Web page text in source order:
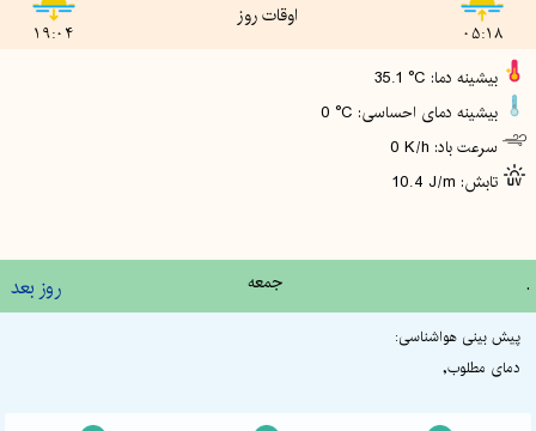
19:04
اوقات روز
05:18
35.1 °C :بیشینه دما
0 °C :بیشینه دمای احساسی
0 K/h :سرعت باد
10.4 J/m :تابش
روز بعد جمعه .
پیش بینی هواشناسی:
دمای مطلوب,